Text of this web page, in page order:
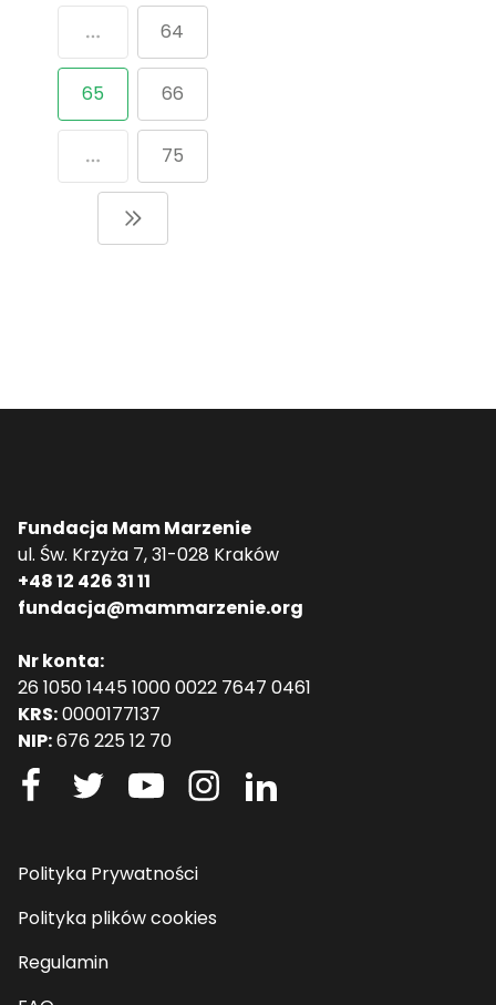
64
65 66
75
Fundacja Mam Marzenie
ul. Św. Krzyża 7, 31-028 Kraków
+48 12 426 31 11
fundacja@mammarzenie.org
Nr konta:
26 1050 1445 1000 0022 7647 0461
KRS:0000177137
NIP:676 225 12 70
Polityka Prywatności
Polityka plików cookies
Regulamin